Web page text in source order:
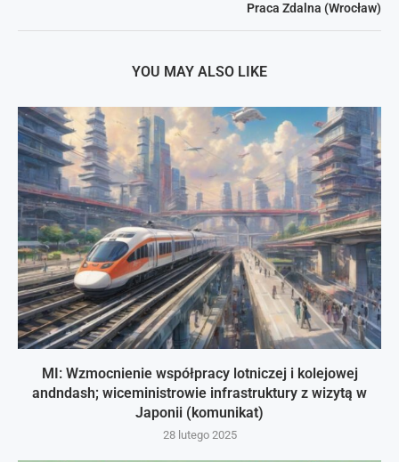
Praca Zdalna (Wrocław)
YOU MAY ALSO LIKE
MI: Wzmocnienie współpracy lotniczej i kolejowej
andndash; wiceministrowie infrastruktury z wizytą w
Japonii (komunikat)
28 lutego 2025